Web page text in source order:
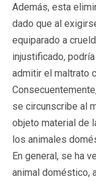
Además, esta
dado que al
equiparado a
injustificado,
admitir el maltrato
se circunscribe al
objeto material de
los animales
En general, se ha
animal doméstico,